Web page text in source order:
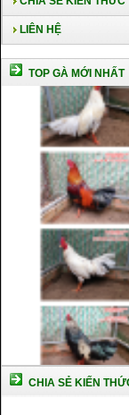
LIÊN HỆ
TOP GÀ MỚI NHẤT
CHIA SẺ KIẾN